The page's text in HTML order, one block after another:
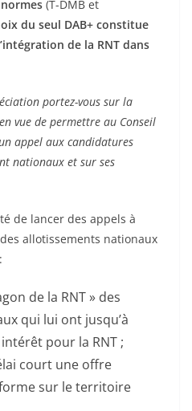
(T-DMB et
du seul DAB+ constitue
de la RNT dans
portez-vous sur la
vue de permettre au Conseil
appel aux candidatures
nationaux et sur ses
de lancer des appels à
allotissements nationaux
de la RNT » des
qui lui ont jusqu’à
pour la RNT ;
court une offre
sur le territoire